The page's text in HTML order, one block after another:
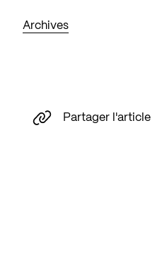
Archives
Partager l'article